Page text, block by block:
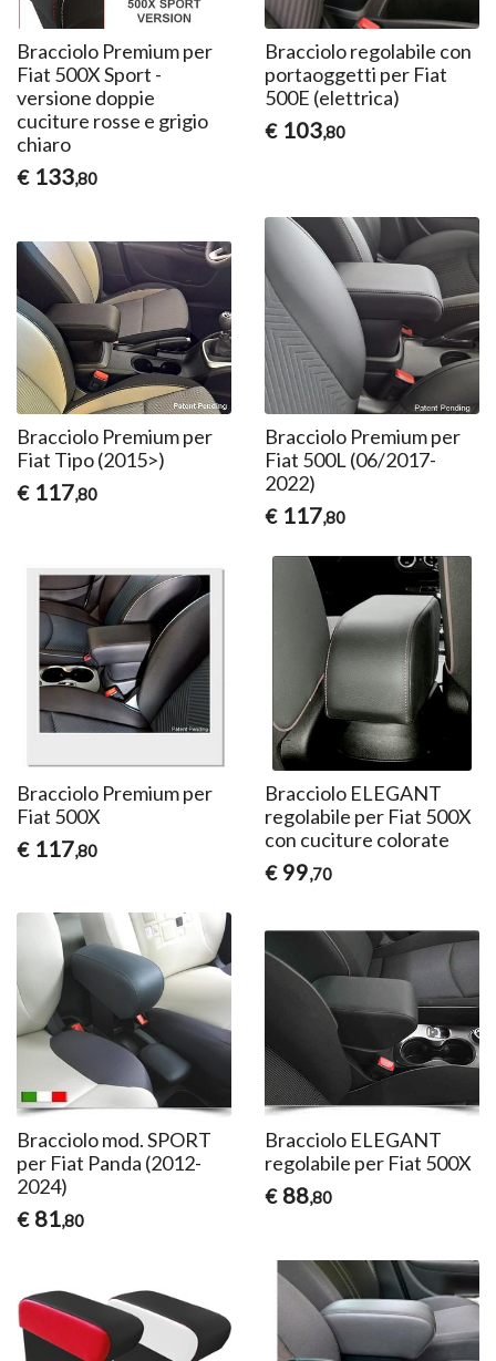
Bracciolo Premium per
Fiat 500X Sport -
versione doppie
cuciture rosse e grigio
chiaro
€ 133,80
Bracciolo regolabile con
portaoggetti per Fiat
500E (elettrica)
€ 103,80
Bracciolo Premium per
Fiat Tipo (2015>)
€ 117,80
Bracciolo Premium per
Fiat 500L (06/2017-
2022)
€ 117,80
Bracciolo Premium per
Fiat 500X
€ 117,80
Bracciolo ELEGANT
regolabile per Fiat 500X
con cuciture colorate
€ 99,70
Bracciolo mod. SPORT
per Fiat Panda (2012-
2024)
€ 81,80
Bracciolo ELEGANT
regolabile per Fiat 500X
€ 88,80